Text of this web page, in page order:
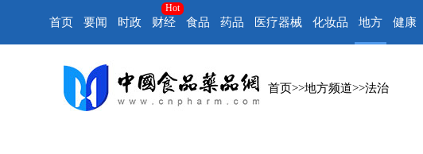
首页 要闻 时政 财经
Hot
食品 药品 医疗器械 化妆品 地方 健康
首页>>地方频道>>法治